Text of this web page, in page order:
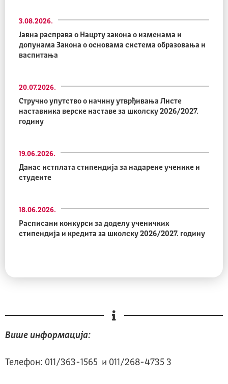
Јавна расправа о Нацрту закона о изменама и
допунама Закона о основама система образовања и
васпитања
3.08.2026.
Стручно упутство о начину утврђивања Листе
наставника верске наставе за школску 2026/2027.
годину
20.07.2026.
Данас истплата стипендија за надарене ученике и
студенте
19.06.2026.
Расписани конкурси за доделу ученичких
стипендија и кредита за школску 2026/2027. годину
18.06.2026.
Више информација:
Телефон: 011/363-1565 и 011/268-4735 3